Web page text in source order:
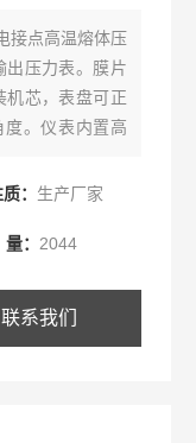
接点高温熔体压
出压力表。膜片
机芯，表盘可正
。仪表内置高
： 生产厂家
： 2044
联系我们